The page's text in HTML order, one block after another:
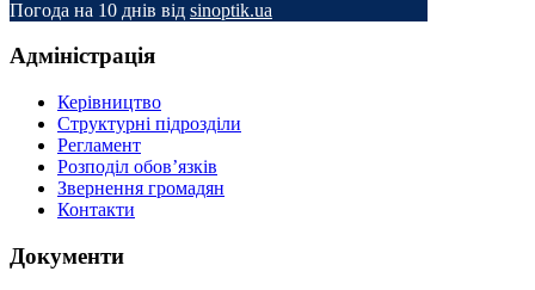
Погода на 10 днів від sinoptik.ua
Адміністрація
Керівництво
Структурні підрозділи
Регламент
Розподіл обов’язків
Звернення громадян
Контакти
Документи